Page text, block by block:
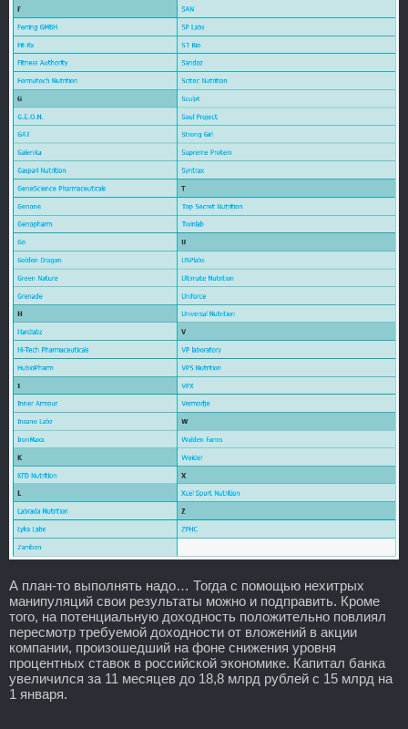
А план-то выполнять надо… Тогда с помощью нехитрых
манипуляций свои результаты можно и подправить. Кроме
того, на потенциальную доходность положительно повлиял
пересмотр требуемой доходности от вложений в акции
компании, произошедший на фоне снижения уровня
процентных ставок в российской экономике. Капитал банка
увеличился за 11 месяцев до 18,8 млрд рублей с 15 млрд на
1 января.